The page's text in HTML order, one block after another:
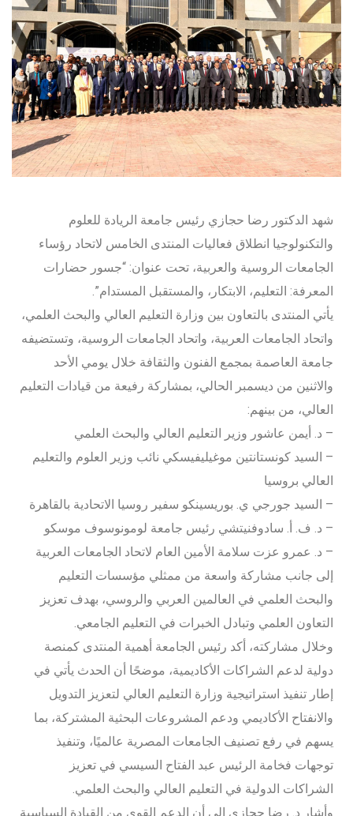
شهد الدكتور رضا حجازي رئيس جامعة الريادة للعلوم
والتكنولوجيا انطلاق فعاليات المنتدى الخامس لاتحاد رؤساء
الجامعات الروسية والعربية، تحت عنوان: “جسور حضارات
المعرفة: التعليم، الابتكار، والمستقبل المستدام”.
يأتي المنتدى بالتعاون بين وزارة التعليم العالي والبحث العلمي،
واتحاد الجامعات العربية، واتحاد الجامعات الروسية، وتستضيفه
جامعة العاصمة بمجمع الفنون والثقافة خلال يومي الأحد
والاثنين من ديسمبر الحالي، بمشاركة رفيعة من قيادات التعليم
العالي، من بينهم:
– د. أيمن عاشور وزير التعليم العالي والبحث العلمي
– السيد كونستانتين موغيليفيسكي نائب وزير العلوم والتعليم
العالي بروسيا
– السيد جورجي ي. بوريسينكو سفير روسيا الاتحادية بالقاهرة
– د. ف. أ. سادوفنيتشي رئيس جامعة لومونوسوف موسكو
– د. عمرو عزت سلامة الأمين العام لاتحاد الجامعات العربية
إلى جانب مشاركة واسعة من ممثلي مؤسسات التعليم
والبحث العلمي في العالمين العربي والروسي، بهدف تعزيز
التعاون العلمي وتبادل الخبرات في التعليم الجامعي.
وخلال مشاركته، أكد رئيس الجامعة أهمية المنتدى كمنصة
دولية لدعم الشراكات الأكاديمية، موضحًا أن الحدث يأتي في
إطار تنفيذ استراتيجية وزارة التعليم العالي لتعزيز التدويل
والانفتاح الأكاديمي ودعم المشروعات البحثية المشتركة، بما
يسهم في رفع تصنيف الجامعات المصرية عالميًا، وتنفيذ
توجهات فخامة الرئيس عبد الفتاح السيسي في تعزيز
الشراكات الدولية في التعليم العالي والبحث العلمي.
وأشار د. رضا حجازي إلى أن الدعم القوي من القيادة السياسية